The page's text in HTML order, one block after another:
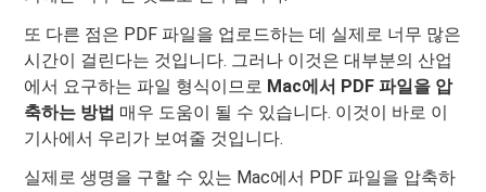
또 다른 점은 PDF 파일을 업로드하는 데 실제로 너무 많은
시간이 걸린다는 것입니다. 그러나 이것은 대부분의 산업
에서 요구하는 파일 형식이므로 Mac에서 PDF 파일을 압
축하는 방법 매우 도움이 될 수 있습니다. 이것이 바로 이
기사에서 우리가 보여줄 것입니다.
실제로 생명을 구할 수 있는 Mac에서 PDF 파일을 압축하